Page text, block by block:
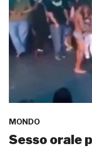
MONDO
Sesso orale